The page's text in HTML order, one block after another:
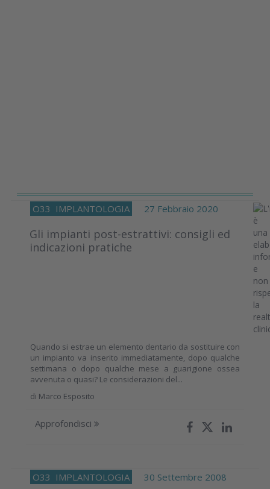
O33 IMPLANTOLOGIA 27 Febbraio 2020
Gli impianti post-estrattivi: consigli ed
indicazioni pratiche
Quando si estrae un elemento dentario da sostituire con
un impianto va inserito immediatamente, dopo qualche
settimana o dopo qualche mese a guarigione ossea
avvenuta o quasi? Le considerazioni del...
di Marco Esposito
Approfondisci
O33 IMPLANTOLOGIA 30 Settembre 2008